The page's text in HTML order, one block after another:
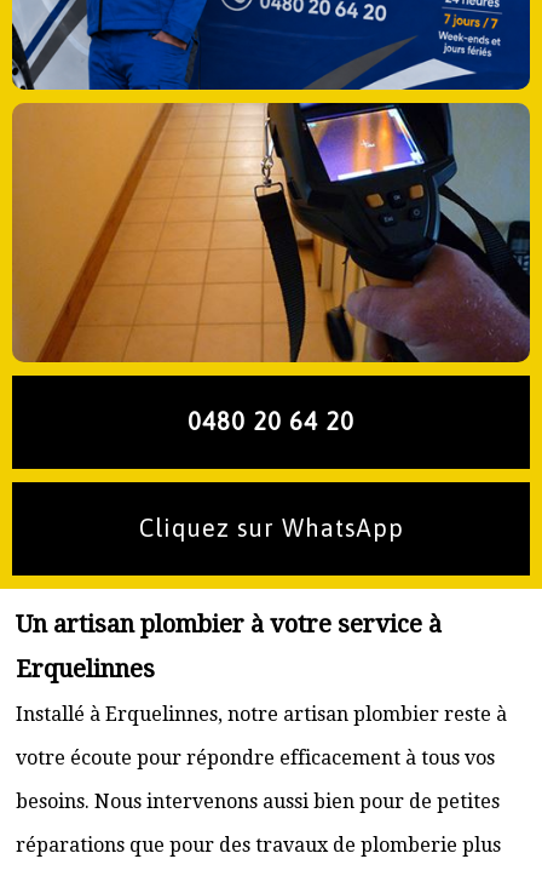
0480 20 64 20
Cliquez sur WhatsApp
Un artisan plombier à votre service à
Erquelinnes
Installé à Erquelinnes, notre artisan plombier reste à
votre écoute pour répondre efficacement à tous vos
besoins. Nous intervenons aussi bien pour de petites
réparations que pour des travaux de plomberie plus